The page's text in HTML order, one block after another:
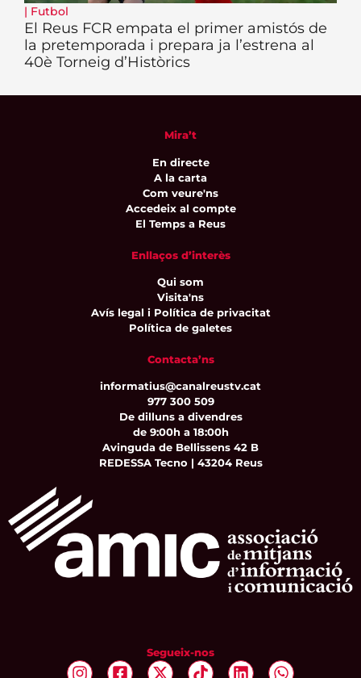
| Futbol
El Reus FCR empata el primer amistós de
la pretemporada i prepara ja l’estrena al
40è Torneig d’Històrics
Mira’t
En directe
A la carta
Com veure'ns
Accedeix al compte
El Temps a Reus
Enllaços d’interès
Qui som
Visita'ns
Avís legal i Política de privacitat
Política de galetes
Contacta’ns
informatius@canalreustv.cat
977 300 509
De dilluns a divendres
de 9:00h a 18:00h
Avinguda de Bellissens 42 B
REDESSA Tecno | 43204 Reus
Segueix-nos